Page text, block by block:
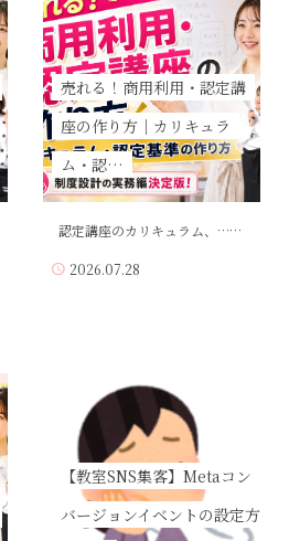
商品・レシピ開発
米粉パン(卸販売)
売れる！商用利用・認定講
座の作り方｜カリキュラ
ム・認…
認定講座のカリキュラム、……
2026.07.28
【教室SNS集客】Metaコン
バージョンイベントの設定方